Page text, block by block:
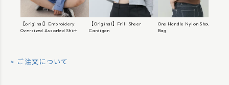
【original】Embroidery
Oversized Assorted Shirt
【Original】Frill Sheer
Cardigan
One Handle Nylon Shoulder
Bag
ご注文について